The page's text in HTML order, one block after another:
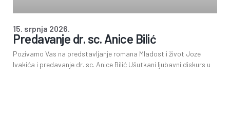
Predavanje dr. sc. Anice Bilić
Pozivamo Vas na predstavljanje romana Mladost i život Joze
Ivakića i predavanje dr. sc. Anice Bilić Ušutkani ljubavni diskurs u
15. srpnja 2026.